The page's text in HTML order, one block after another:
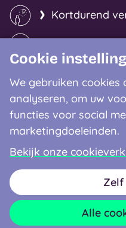
Cookie
We gebruiken
analyseren, om uw
functies voor social
marketingdoeleinden.
Bekijk onze
Zelf
Alle
Kortdurend
Slimme oplossingen
Mantelzorgers
Over Thebe
Verwijzers
Nieuws
Instagram
LinkedIn